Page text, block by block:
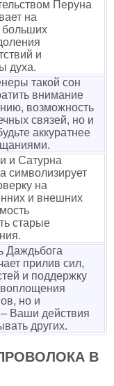
Перуна
на
больших
и
духа.
такой сон
внимание
возможность
связей, но и
аккуратнее
и Сатурна
символизирует
на
и внешних
старые
Даждьбога
прилив сил,
и поддержку
но и
Ваши действия
других.
В